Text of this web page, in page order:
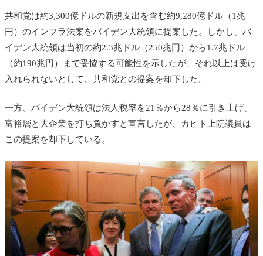
共和党は約3,300億ドルの新規支出を含む約9,280億ドル（1兆
円）のインフラ法案をバイデン大統領に提案した。しかし、バ
イデン大統領は当初の約2.3兆ドル（250兆円）から1.7兆ドル
（約190兆円）まで妥協する可能性を示したが、それ以上は受け
入れられないとして、共和党との提案を却下した。
一方、バイデン大統領は法人税率を21％から28％に引き上げ、
富裕層と大企業を打ち負かすと宣言したが、カピト上院議員は
この提案を却下している。